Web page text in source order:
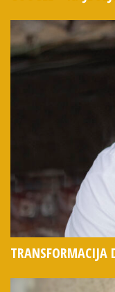
TRANSFORMACIJA